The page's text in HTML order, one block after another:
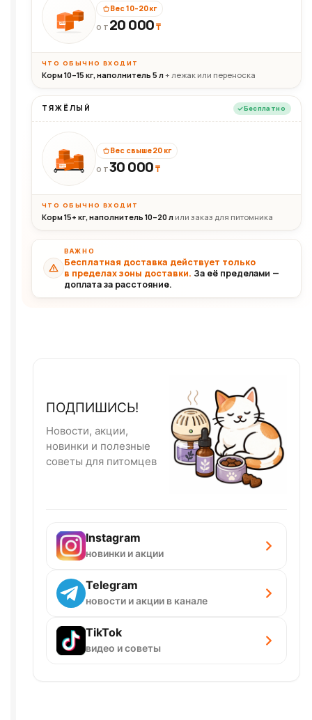
20кг
Вес 10–20 кг
ОТ 20 000₸
ЧТО ОБЫЧНО ВХОДИТ
Корм 10–15 кг, наполнитель 5 л+ лежак или переноска
ТЯЖЁЛЫЙ Бесплатно
30+кг
Вес свыше 20 кг
ОТ30 000₸
ЧТО ОБЫЧНО ВХОДИТ
Корм 15+ кг, наполнитель 10–20 л или заказ для питомника
ВАЖНО
Бесплатная доставка действует только
в пределах зоны доставки. За её пределами —
доплата за расстояние.
ПОДПИШИСЬ!
Новости, акции,
новинки и полезные
советы для питомцев
Instagram
новинки и акции
Telegram
новости и акции в канале
TikTok
видео и советы